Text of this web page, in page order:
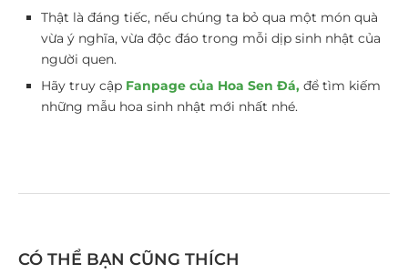
Thật là đáng tiếc, nếu chúng ta bỏ qua một món quà
vừa ý nghĩa, vừa độc đáo trong mỗi dịp sinh nhật của
người quen.
Hãy truy cập Fanpage của Hoa Sen Đá, để tìm kiếm
những mẫu hoa sinh nhật mới nhất nhé.
CÓ THỂ BẠN CŨNG THÍCH